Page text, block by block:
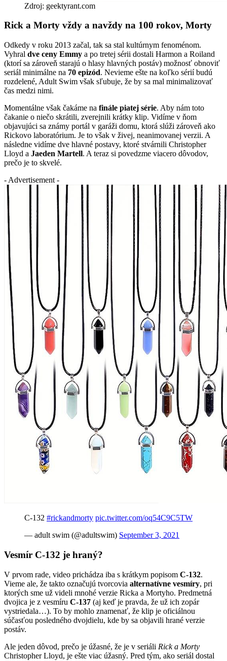
Zdroj: geektyrant.com
Rick a Morty vždy a navždy na 100 rokov, Morty
Odkedy v roku 2013 začal, tak sa stal kultúrnym fenoménom.
Vyhral dve ceny Emmy a po tretej sérii dostali Harmon a Roiland
(ktorí sa zároveň starajú o hlasy hlavných postáv) možnosť obnoviť
seriál minimálne na 70 epizód. Nevieme ešte na koľko sérií budú
rozdelené, Adult Swim však sľubuje, že by sa mal minimalizovať
čas medzi nimi.
Momentálne však čakáme na finále piatej série. Aby nám toto
čakanie o niečo skrátili, zverejnili krátky klip. Vidíme v ňom
objavujúci sa známy portál v garáži domu, ktorá slúži zároveň ako
Rickovo laboratórium. Je to však v živej, neanimovanej verzii. A
následne vidíme dve hlavné postavy, ktoré stvárnili Christopher
Lloyd a Jaeden Martell. A teraz si povedzme viacero dôvodov,
prečo je to skvelé.
- Advertisement -
C-132 #rickandmorty pic.twitter.com/oq54C9C5TW
— adult swim (@adultswim) September 3, 2021
Vesmír C-132 je hraný?
V prvom rade, video prichádza iba s krátkym popisom C-132.
Vieme ale, že takto označujú tvorcovia alternatívne vesmíry, pri
ktorých sme už videli mnohé verzie Ricka a Mortyho. Predmetná
dvojica je z vesmíru C-137 (aj keď je pravda, že už ich zopár
vystriedala…). To by mohlo znamenať, že klip je oficiálnou
súčasťou posledného dvojdielu, kde by sa objavili hrané verzie
postáv.
Ale jeden dôvod, prečo je úžasné, že je v seriáli Rick a Morty
Christopher Lloyd, je ešte viac úžasný. Pred tým, ako seriál dostal